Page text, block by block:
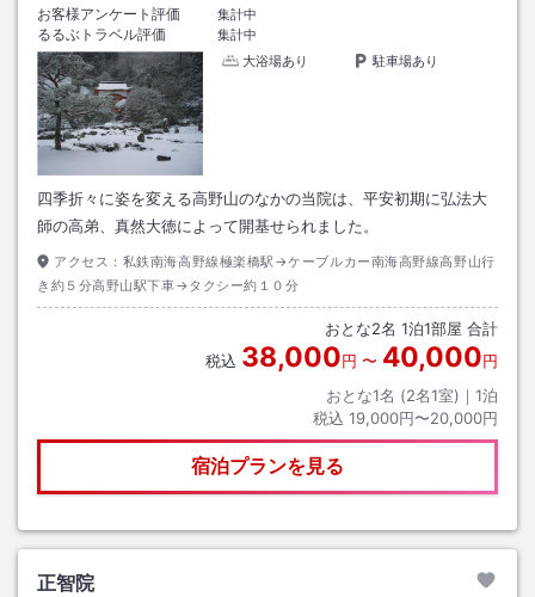
お客様アンケート評価
集計中
るるぶトラベル評価
集計中
大浴場あり
駐車場あり
四季折々に姿を変える高野山のなかの当院は、平安初期に弘法大
師の高弟、真然大徳によって開基せられました。
アクセス： 私鉄南海高野線極楽橋駅→ケーブルカー南海高野線高野山行
き約５分高野山駅下車→タクシー約１０分
おとな2名 1泊1部屋 合計
税込 38,000円 〜 40,000円
おとな1名 (2名1室)｜ 1泊
税込 19,000円〜20,000円
宿泊プランを見る
正智院